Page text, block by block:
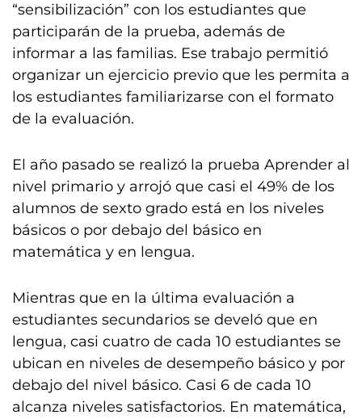
“sensibilización” con los estudiantes que
participarán de la prueba, además de
informar a las familias. Ese trabajo permitió
organizar un ejercicio previo que les permita a
los estudiantes familiarizarse con el formato
de la evaluación.
El año pasado se realizó la prueba Aprender al
nivel primario y arrojó que casi el 49% de los
alumnos de sexto grado está en los niveles
básicos o por debajo del básico en
matemática y en lengua.
Mientras que en la última evaluación a
estudiantes secundarios se develó que en
lengua, casi cuatro de cada 10 estudiantes se
ubican en niveles de desempeño básico y por
debajo del nivel básico. Casi 6 de cada 10
alcanza niveles satisfactorios. En matemática,